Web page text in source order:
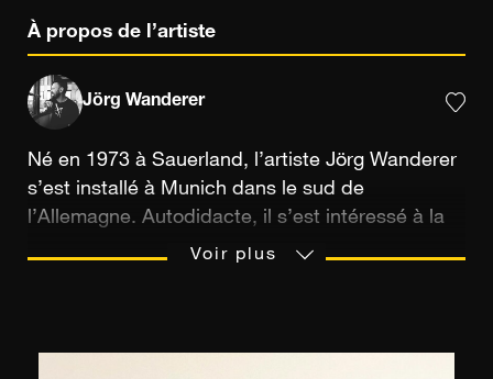
À propos de l’artiste
Jörg Wanderer
Né en 1973 à Sauerland, l’artiste Jörg Wanderer
s’est installé à Munich dans le sud de
l’Allemagne. Autodidacte, il s’est intéressé à la
photographie dès l’enfance, prenant exemple
Voir plus